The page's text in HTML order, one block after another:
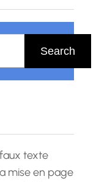
Search
texte
mise en page